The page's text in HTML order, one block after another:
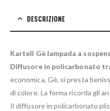
DESCRIZIONE
Kartell Gè lampada a
Diffusore in policarbonato
economica, Gè, si presta
di colore. La forma ricorda gli
Il diffusore in policarbonato